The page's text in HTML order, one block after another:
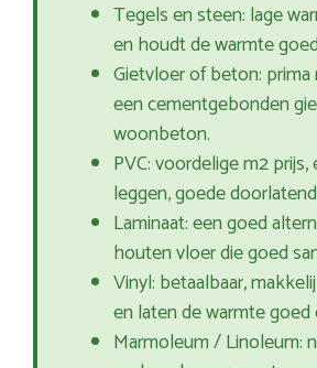
Tegels en steen: lage
en houdt de warmte
Gietvloer of beton:
een cementgebonden
woonbeton.
PVC: voordelige m2
leggen, goede
Laminaat: een goed
houten vloer die goed
Vinyl: betaalbaar,
en laten de warmte goed
Marmoleum / Linoleum: